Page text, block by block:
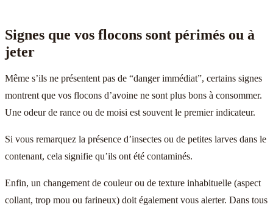
Signes que vos flocons sont périmés ou à
jeter
Même s’ils ne présentent pas de “danger immédiat”, certains signes
montrent que vos flocons d’avoine ne sont plus bons à consommer.
Une odeur de rance ou de moisi est souvent le premier indicateur.
Si vous remarquez la présence d’insectes ou de petites larves dans le
contenant, cela signifie qu’ils ont été contaminés.
Enfin, un changement de couleur ou de texture inhabituelle (aspect
collant, trop mou ou farineux) doit également vous alerter. Dans tous